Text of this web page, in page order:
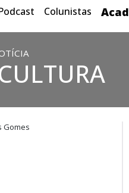
Colunistas
Gomes